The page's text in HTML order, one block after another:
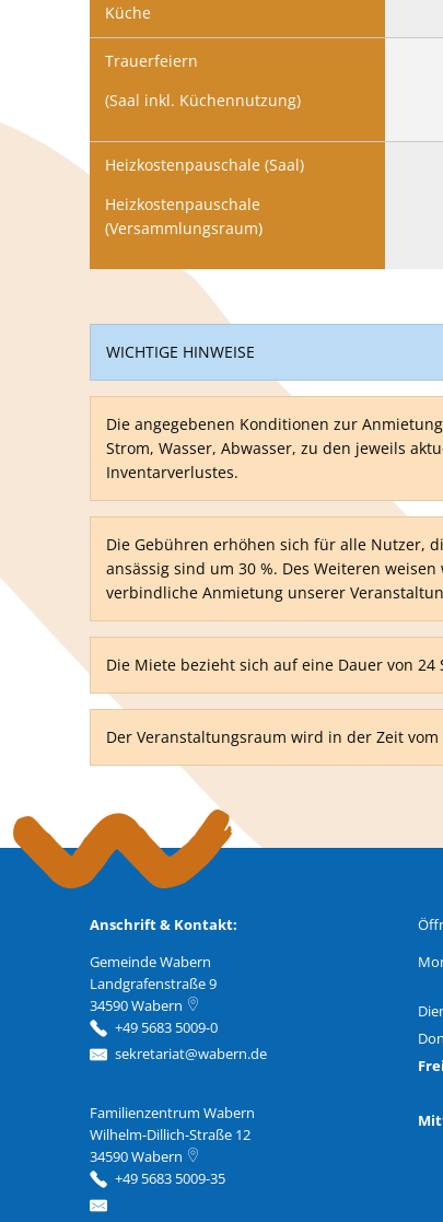
Küche
Trauerfeiern
(Saal inkl. Küchennutzung)
Heizkostenpauschale (Saal)
Heizkostenpauschale
(Versammlungsraum)
WICHTIGE HINWEISE
Die angegebenen Konditionen zur
Strom, Wasser, Abwasser, zu den jeweils
Inventarverlustes.
Die Gebühren erhöhen sich für alle Nutzer,
ansässig sind um 30 %. Des Weiteren
verbindliche Anmietung unserer
Die Miete bezieht sich auf eine Dauer von
Der Veranstaltungsraum wird in der Zeit
Anschrift & Kontakt:
Gemeinde Wabern
Landgrafenstraße 9
34590Wabern
+49 5683 5009-0
sekretariat@wabern.de
Familienzentrum Wabern
Familienzentrum Wabern
Wilhelm-Dillich-Straße 12
34590Wabern
+49 5683 5009-35